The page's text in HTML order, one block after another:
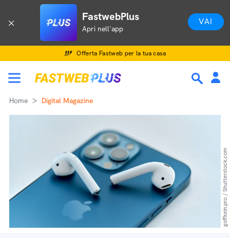
FastwebPlus
Apri nell'app
VAI
Offerta Fastweb per la tua casa
Home Digital Magazine
goffkein.pro / Shutterstock.com